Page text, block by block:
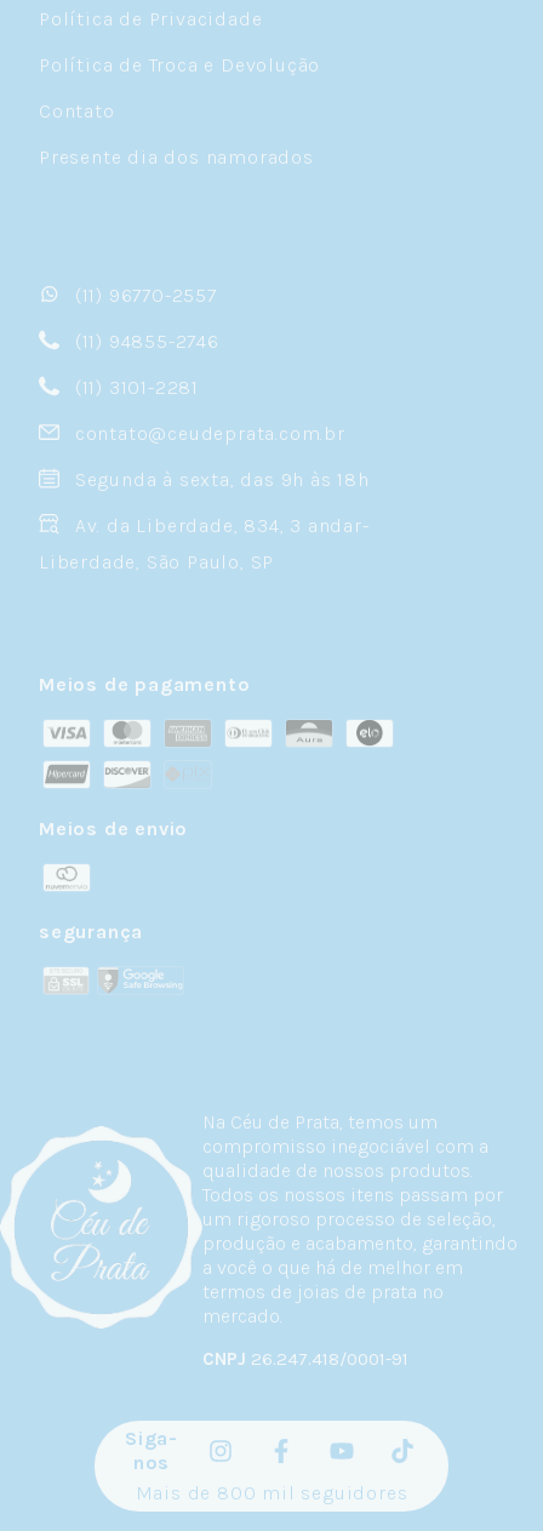
Na Céu de Prata, temos um
compromisso inegociável com a
qualidade de nossos produtos.
Todos os nossos itens passam por
um rigoroso processo de seleção,
produção e acabamento, garantindo
a você o que há de melhor em
termos de joias de prata no
mercado.
CNPJ 26.247.418/0001-91
Política de Privacidade
Política de Troca e Devolução
Contato
Presente dia dos namorados
(11) 96770-2557
(11) 94855-2746
(11) 3101-2281
contato@ceudeprata.com.br
Segunda à sexta, das 9h às 18h
Av. da Liberdade, 834, 3 andar-
Liberdade, São Paulo, SP
Meios de pagamento
Meios de envio
segurança
Siga-
nos
Mais de 800 mil seguidores